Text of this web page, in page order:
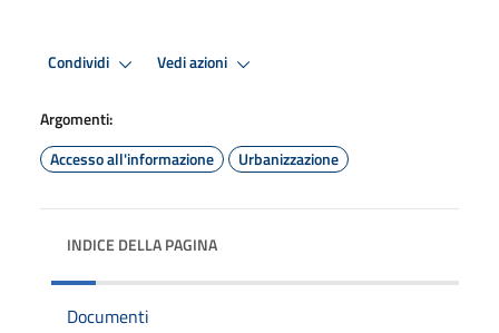
Condividi Vedi azioni
Argomenti:
Accesso all'informazione
Urbanizzazione
INDICE DELLA PAGINA
Documenti